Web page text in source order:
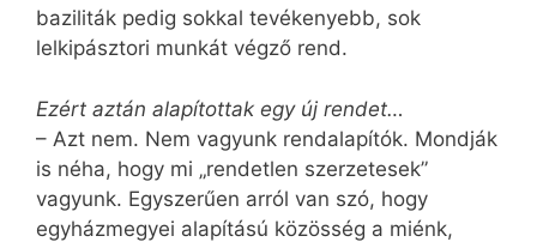
baziliták pedig sokkal tevékenyebb, sok
lelkipásztori munkát végző rend.
Ezért aztán alapítottak egy új rendet…
– Azt nem. Nem vagyunk rendalapítók. Mondják
is néha, hogy mi „rendetlen szerzetesek”
vagyunk. Egyszerűen arról van szó, hogy
egyházmegyei alapítású közösség a miénk,